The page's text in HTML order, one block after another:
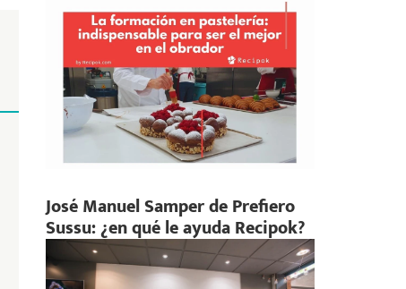
José Manuel Samper de Prefiero
Sussu: ¿en qué le ayuda Recipok?